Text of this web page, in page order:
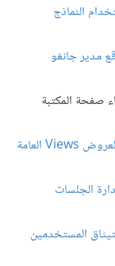
النماذج
مدير جانغو
صفحة المكتبة
تطبيق عملي لتعلم جانغو - الجزء الخامس: العروض Views العامة
الجلسات
المستخدمين